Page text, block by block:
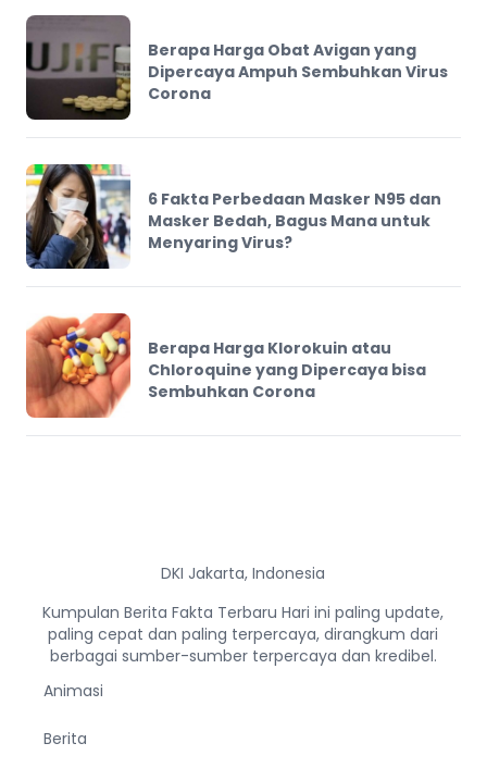
Berapa Harga Obat Avigan yang
Dipercaya Ampuh Sembuhkan Virus
Corona
6 Fakta Perbedaan Masker N95 dan
Masker Bedah, Bagus Mana untuk
Menyaring Virus?
Berapa Harga Klorokuin atau
Chloroquine yang Dipercaya bisa
Sembuhkan Corona
DKI Jakarta, Indonesia
Kumpulan Berita Fakta Terbaru Hari ini paling update,
paling cepat dan paling terpercaya, dirangkum dari
berbagai sumber-sumber terpercaya dan kredibel.
Animasi
Berita